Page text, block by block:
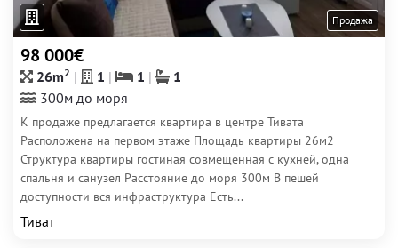
Продажа
98 000€
26m2 1 1
1
300м до моря
К продаже предлагается квартира в центре Тивата
Расположена на первом этаже Площадь квартиры 26м2
Структура квартиры гостиная совмещённая с кухней, одна
спальня и санузел Расстояние до моря 300м В пешей
доступности вся инфраструктура Есть...
Тиват